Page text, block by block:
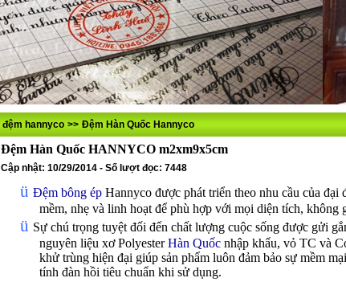
đệm hannyco >> Đệm Hàn Quốc Hannyco
Đệm Hàn Quốc HANNYCO m2xm9x5cm
Cập nhật: 10/29/2014 - Số lượt đọc: 7448
ü Đệm bông épHannyco được phát triển theo nhu cầu của đại
mềm, nhẹ và linh hoạt để phù hợp với mọi diện tích, không
ü Sự chú trọng tuyệt đối đến chất lượng cuộc sống được gửi
nguyên liệu xơ PolyesterHàn Quốcnhập khẩu, vỏ TC và
khử trùng hiện đại giúp sản phẩm luôn đảm bảo sự mềm
tính đàn hồi tiêu chuẩn khi sử dụng.